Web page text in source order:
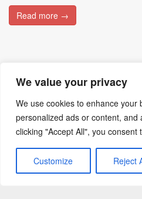
We value your privacy
We use cookies to enhance your
personalized ads or content, and
clicking "Accept All", you consent
Customize Reject
Read more →
Posts navigation
←Older posts